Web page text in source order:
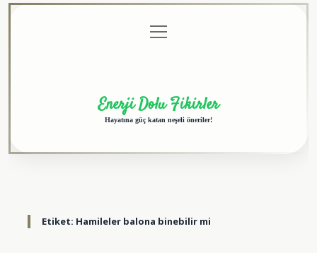
menüyü
aç
Enerji Dolu Fikirler
Hayatına güç katan neşeli öneriler!
Etiket: Hamileler balona binebilir mi